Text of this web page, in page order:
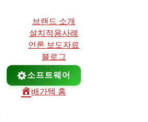
브랜드 소개
설치적용사례
언론 보도자료
블로그
소프트웨어
배가텍 홈